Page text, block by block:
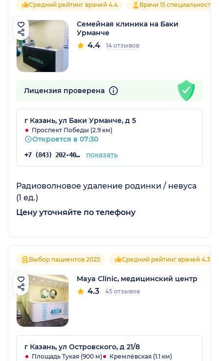
Средний рейтинг врачей 4.4 Врачи 15 специальностей
Семейная клиника на Баки
Урманче
4.4 14 отзывов
Лицензия проверена
г Казань, ул Баки Урманче, д 5
Проспект Победы (2.9 км)
Откроется в 07:30
+7 (843) 202-40-11 показать
Радиоволновое удаление родинки / невуса
(1 ед.)
Цену уточняйте по телефону
Выбор пациентов 2025 Средний рейтинг врачей 4.3
Maya Clinic, медицинский центр
4.3 45 отзывов
г Казань, ул Островского, д 21/8
Площадь Тукая (900 м)
Кремлёвская (1.1 км)